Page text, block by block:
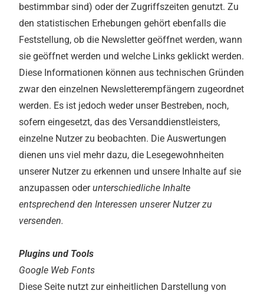
bestimmbar sind) oder der Zugriffszeiten genutzt. Zu
den statistischen Erhebungen gehört ebenfalls die
Feststellung, ob die Newsletter geöffnet werden, wann
sie geöffnet werden und welche Links geklickt werden.
Diese Informationen können aus technischen Gründen
zwar den einzelnen Newsletterempfängern zugeordnet
werden. Es ist jedoch weder unser Bestreben, noch,
sofern eingesetzt, das des Versanddienstleisters,
einzelne Nutzer zu beobachten. Die Auswertungen
dienen uns viel mehr dazu, die Lesegewohnheiten
unserer Nutzer zu erkennen und unsere Inhalte auf sie
anzupassen oderunterschiedliche Inhalte
entsprechend den Interessen unserer Nutzer zu
versenden.
Plugins und Tools
Google Web Fonts
Diese Seite nutzt zur einheitlichen Darstellung von